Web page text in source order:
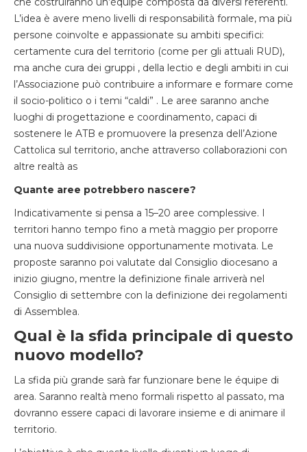
L’idea è avere meno livelli di responsabilità formale, ma più
persone coinvolte e appassionate su ambiti specifici:
certamente cura del territorio (come per gli attuali RUD),
ma anche cura dei gruppi , della lectio e degli ambiti in cui
l’Associazione può contribuire a informare e formare come
il socio-politico o i temi “caldi” . Le aree saranno anche
luoghi di progettazione e coordinamento, capaci di
sostenere le ATB e promuovere la presenza dell’Azione
Cattolica sul territorio, anche attraverso collaborazioni con
altre realtà as
Quante aree potrebbero nascere?
Indicativamente si pensa a 15–20 aree complessive. I
territori hanno tempo fino a metà maggio per proporre
una nuova suddivisione opportunamente motivata. Le
proposte saranno poi valutate dal Consiglio diocesano a
inizio giugno, mentre la definizione finale arriverà nel
Consiglio di settembre con la definizione dei regolamenti
di Assemblea.
Qual è la sfida principale di questo
nuovo modello?
La sfida più grande sarà far funzionare bene le équipe di
area. Saranno realtà meno formali rispetto al passato, ma
dovranno essere capaci di lavorare insieme e di animare il
territorio.